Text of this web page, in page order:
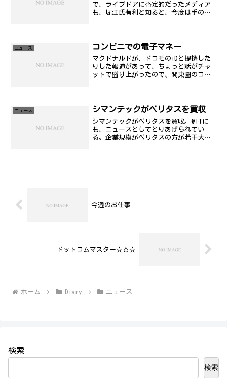
で、ライブドアに否定的だったメディア
も、堀江氏有利と知ると、今度は手のひ
週にも高裁の決定が出ると...
ニュース コンビニでの電子マネー
マクドナルドが、ドコモのiDと提携した
りした報道があって、ちょっと話がチャ
ットで盛り上がったので、関東圏のコン
ては、Sui...
ニュース シマンテックがベリタスを買収
シマンテックがベリタスを買収。@ITに
も、ニュースとしてとりあげられてい
る。企業規模がベリタスの方が若干大き
今週のお仕事
ドットコムマスター☆☆☆
ホーム Diary ニュース
検索
検索